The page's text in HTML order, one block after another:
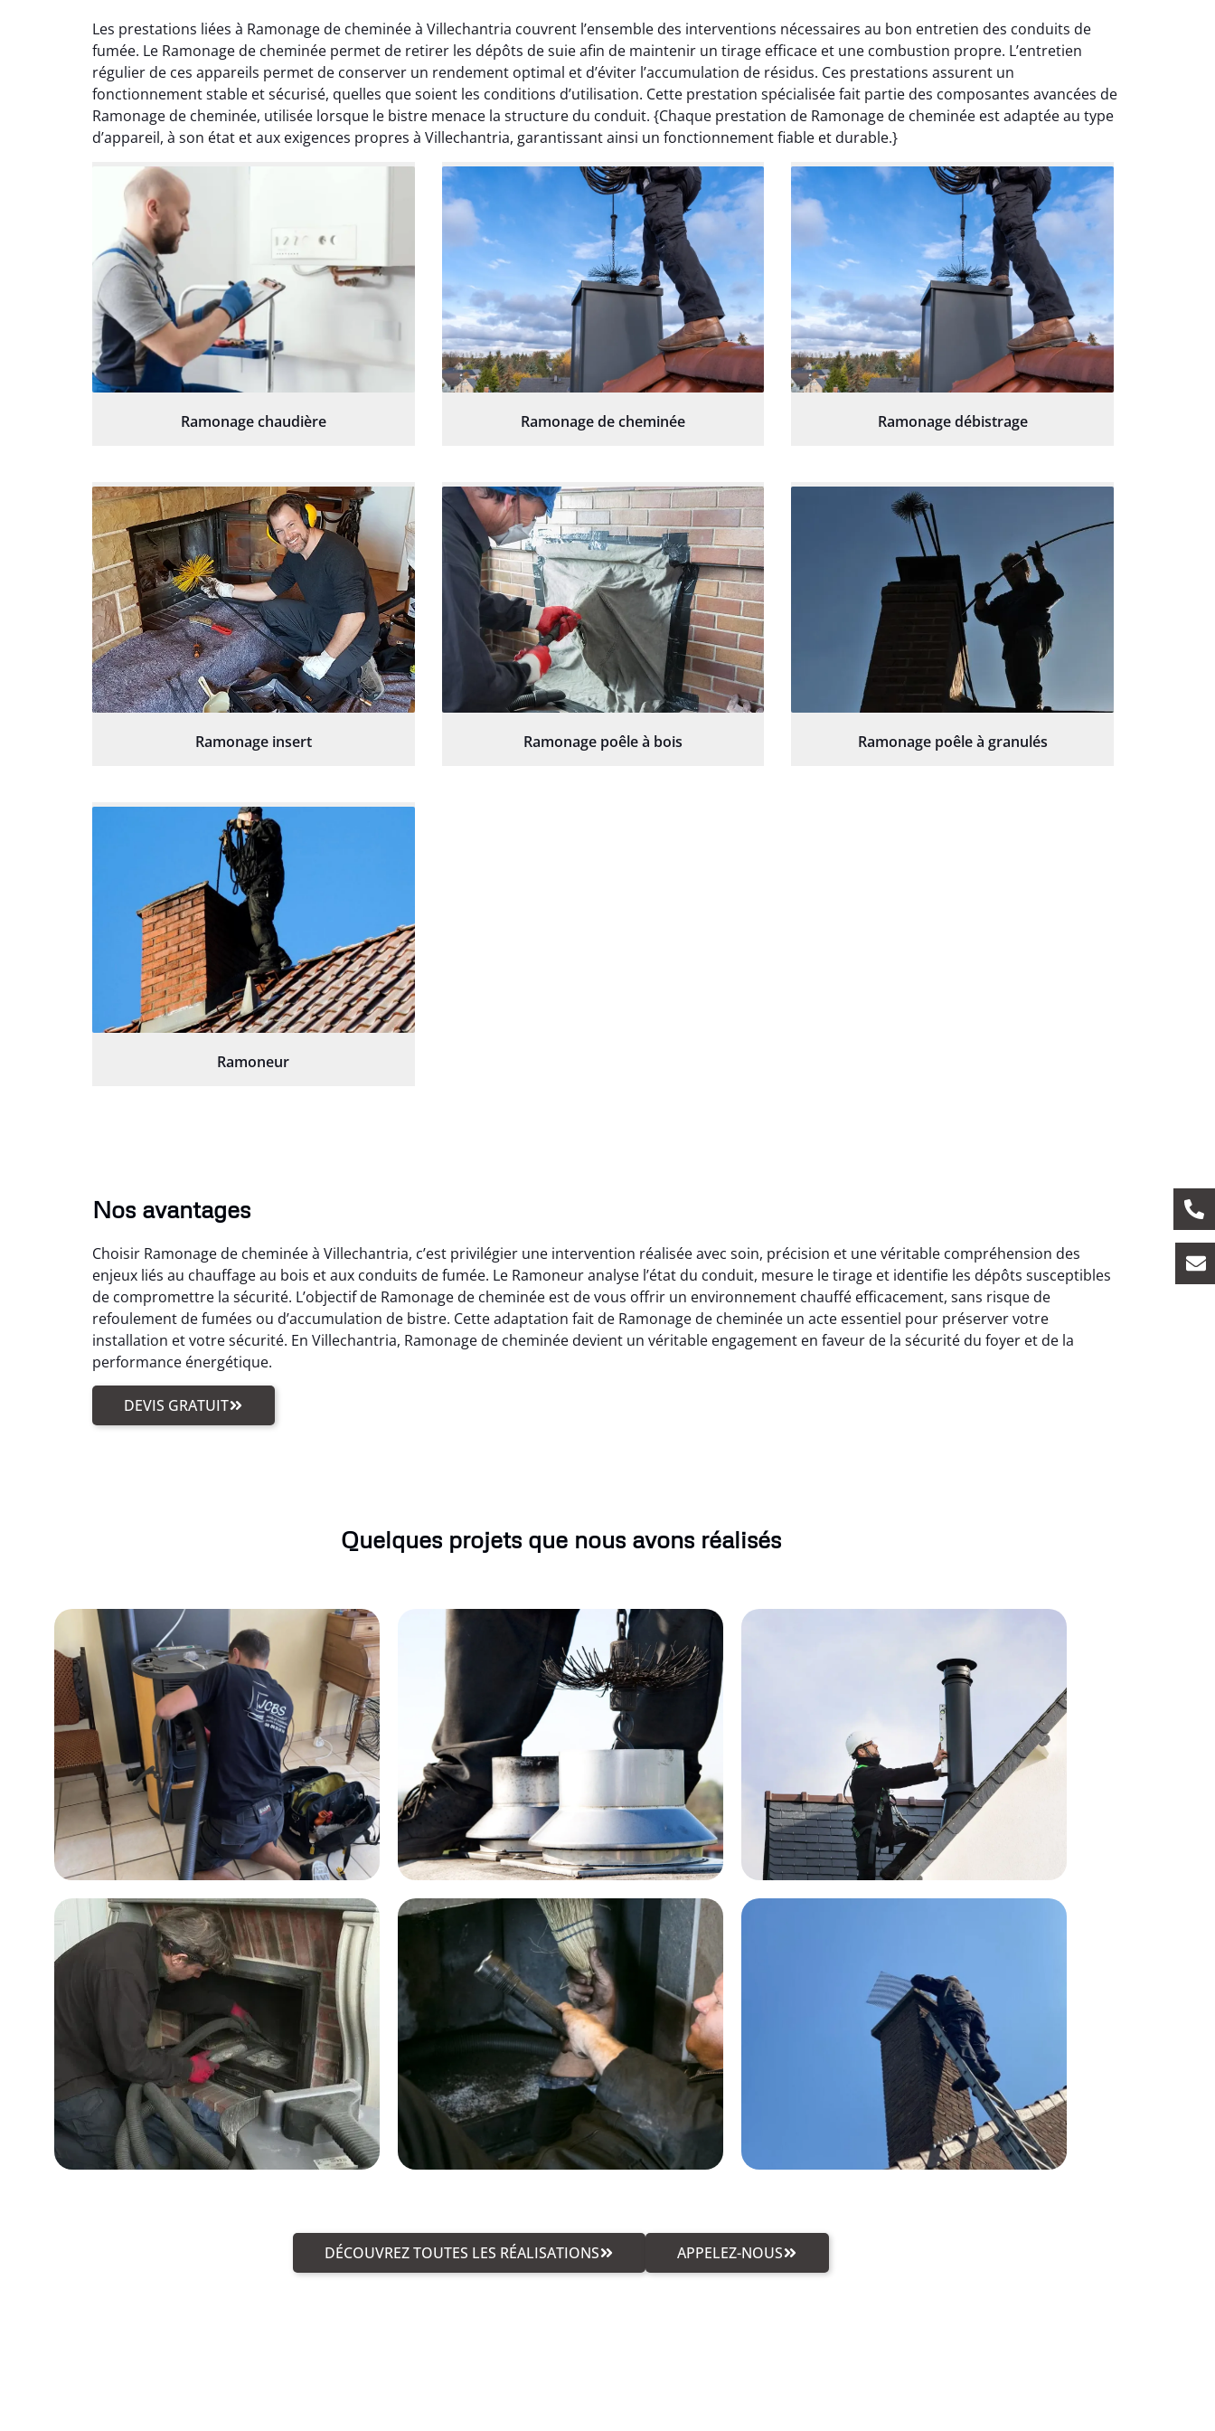
Les prestations liées à Ramonage de cheminée à Villechantria couvrent l’ensemble des interventions nécessaires au bon entretien des conduits de
fumée. Le Ramonage de cheminée permet de retirer les dépôts de suie afin de maintenir un tirage efficace et une combustion propre. L’entretien
régulier de ces appareils permet de conserver un rendement optimal et d’éviter l’accumulation de résidus. Ces prestations assurent un
fonctionnement stable et sécurisé, quelles que soient les conditions d’utilisation. Cette prestation spécialisée fait partie des composantes avancées de
Ramonage de cheminée, utilisée lorsque le bistre menace la structure du conduit. {Chaque prestation de Ramonage de cheminée est adaptée au type
d’appareil, à son état et aux exigences propres à Villechantria, garantissant ainsi un fonctionnement fiable et durable.}
Ramonage chaudière Ramonage de cheminée Ramonage débistrage
Ramonage insert Ramonage poêle à bois Ramonage poêle à granulés
Ramoneur
Nos avantages
Choisir Ramonage de cheminée à Villechantria, c’est privilégier une intervention réalisée avec soin, précision et une véritable compréhension des
enjeux liés au chauffage au bois et aux conduits de fumée. Le Ramoneur analyse l’état du conduit, mesure le tirage et identifie les dépôts susceptibles
de compromettre la sécurité. L’objectif de Ramonage de cheminée est de vous offrir un environnement chauffé efficacement, sans risque de
refoulement de fumées ou d’accumulation de bistre. Cette adaptation fait de Ramonage de cheminée un acte essentiel pour préserver votre
installation et votre sécurité. En Villechantria, Ramonage de cheminée devient un véritable engagement en faveur de la sécurité du foyer et de la
performance énergétique.
DEVIS GRATUIT
Quelques projets que nous avons réalisés
DÉCOUVREZ TOUTES LES RÉALISATIONS APPELEZ-NOUS